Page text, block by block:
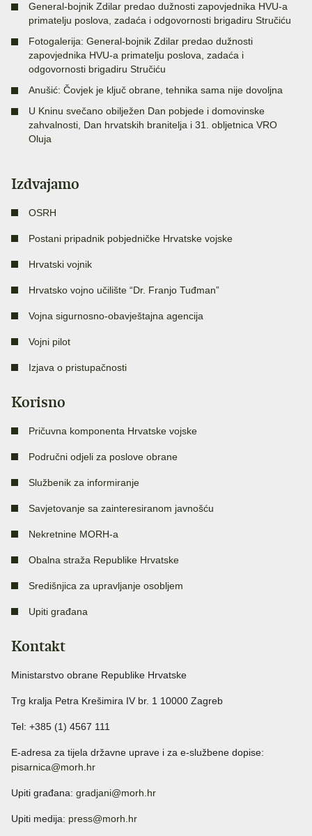
General-bojnik Zdilar predao dužnosti zapovjednika HVU-a
primatelju poslova, zadaća i odgovornosti brigadiru Stručiću
Fotogalerija: General-bojnik Zdilar predao dužnosti
zapovjednika HVU-a primatelju poslova, zadaća i
odgovornosti brigadiru Stručiću
Anušić: Čovjek je ključ obrane, tehnika sama nije dovoljna
U Kninu svečano obilježen Dan pobjede i domovinske
zahvalnosti, Dan hrvatskih branitelja i 31. obljetnica VRO
Oluja
Izdvajamo
OSRH
Postani pripadnik pobjedničke Hrvatske vojske
Hrvatski vojnik
Hrvatsko vojno učilište “Dr. Franjo Tuđman”
Vojna sigurnosno-obavještajna agencija
Vojni pilot
Izjava o pristupačnosti
Korisno
Pričuvna komponenta Hrvatske vojske
Područni odjeli za poslove obrane
Službenik za informiranje
Savjetovanje sa zainteresiranom javnošću
Nekretnine MORH-a
Obalna straža Republike Hrvatske
Središnjica za upravljanje osobljem
Upiti građana
Kontakt
Ministarstvo obrane Republike Hrvatske
Trg kralja Petra Krešimira IV br. 1 10000 Zagreb
Tel: +385 (1) 4567 111
E-adresa za tijela državne uprave i za e-službene dopise:
pisarnica@morh.hr
Upiti građana: gradjani@morh.hr
Upiti medija: press@morh.hr